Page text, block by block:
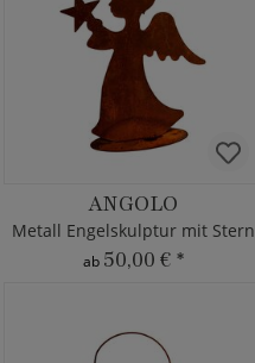
ANGOLO
Metall Engelskulptur mit Stern
ab 50,00 € *